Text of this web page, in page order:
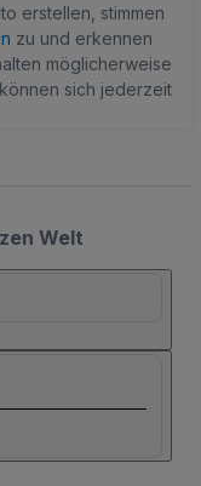
erstellen, stimmen
zu und erkennen
möglicherweise
sich jederzeit
Welt